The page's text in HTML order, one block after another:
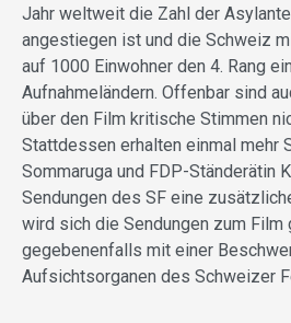
Jahr weltweit die Zahl der
angestiegen ist und die Schweiz
auf 1000 Einwohner den 4. Rang
Aufnahmeländern. Offenbar sind
über den Film kritische Stimmen
Stattdessen erhalten einmal mehr
Sommaruga und FDP-Ständerätin
Sendungen des SF eine
wird sich die Sendungen zum Film
gegebenenfalls mit einer
Aufsichtsorganen des Schweizer